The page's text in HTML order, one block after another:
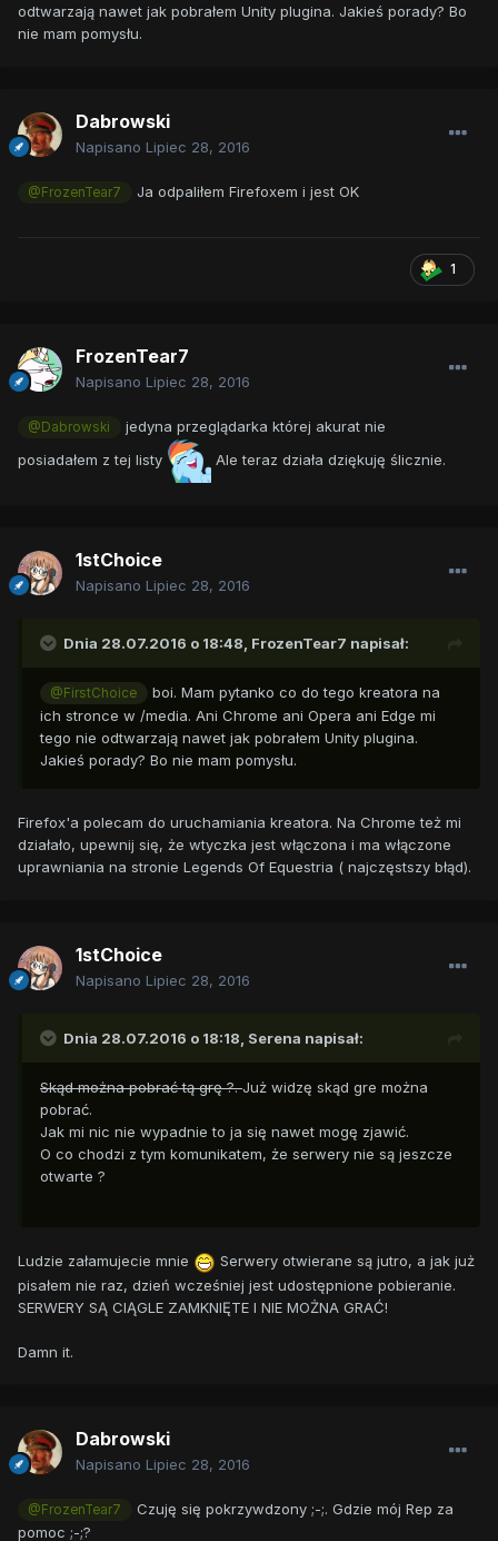
odtwarzają nawet jak pobrałem Unity plugina. Jakieś porady? Bo
nie mam pomysłu.
Dabrowski
Napisano Lipiec 28, 2016
@FrozenTear7 Ja odpaliłem Firefoxem i jest OK
1
FrozenTear7
Napisano Lipiec 28, 2016
@Dabrowski
jedyna przeglądarka której akurat nie
posiadałem z tej listy
Ale teraz działa dziękuję ślicznie.
1stChoice
Napisano Lipiec 28, 2016
Dnia 28.07.2016 o 18:48, FrozenTear7 napisał:
@FirstChoice
boi. Mam pytanko co do tego kreatora na
ich stronce w /media. Ani Chrome ani Opera ani Edge mi
tego nie odtwarzają nawet jak pobrałem Unity plugina.
Jakieś porady? Bo nie mam pomysłu.
Firefox'a polecam do uruchamiania kreatora. Na Chrome też mi
działało, upewnij się, że wtyczka jest włączona i ma włączone
uprawniania na stronie Legends Of Equestria ( najczęstszy błąd).
1stChoice
Napisano Lipiec 28, 2016
Dnia 28.07.2016 o 18:18, Serena napisał:
Skąd można pobrać tą grę ?.Już widzę skąd gre można
pobrać.
Jak mi nic nie wypadnie to ja się nawet mogę zjawić.
O co chodzi z tym komunikatem, że serwery nie są jeszcze
otwarte ?
Ludzie załamujecie mnie
Serwery otwierane są jutro, a jak już
pisałem nie raz, dzień wcześniej jest udostępnione pobieranie.
SERWERY SĄ CIĄGLE ZAMKNIĘTE I NIE MOŻNA GRAĆ!
Damn it.
Dabrowski
Napisano Lipiec 28, 2016
@FrozenTear7
Czuję się pokrzywdzony ;-;. Gdzie mój Rep za
pomoc ;-;?